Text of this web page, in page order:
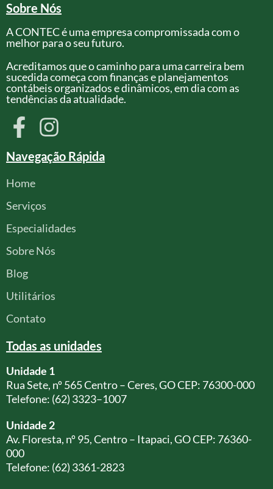
Sobre Nós
A CONTEC é uma empresa compromissada com o
melhor para o seu futuro.
Acreditamos que o caminho para uma carreira bem
sucedida começa com finanças e planejamentos
contábeis organizados e dinâmicos, em dia com as
tendências da atualidade.
Navegação Rápida
Home
Serviços
Especialidades
Sobre Nós
Blog
Utilitários
Contato
Todas as unidades
Unidade 1
Rua Sete, nº 565 Centro – Ceres, GO CEP: 76300-000
Telefone: (62) 3323–1007
Unidade 2
Av. Floresta, nº 95, Centro – Itapaci, GO CEP: 76360-
000
Telefone: (62) 3361-2823